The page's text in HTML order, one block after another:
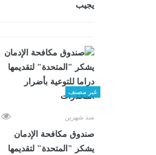
يجيب
غير مصنف
منذ شهرين
صندوق مكافحة الإدمان
يشكر "المتحدة" لتقديمها